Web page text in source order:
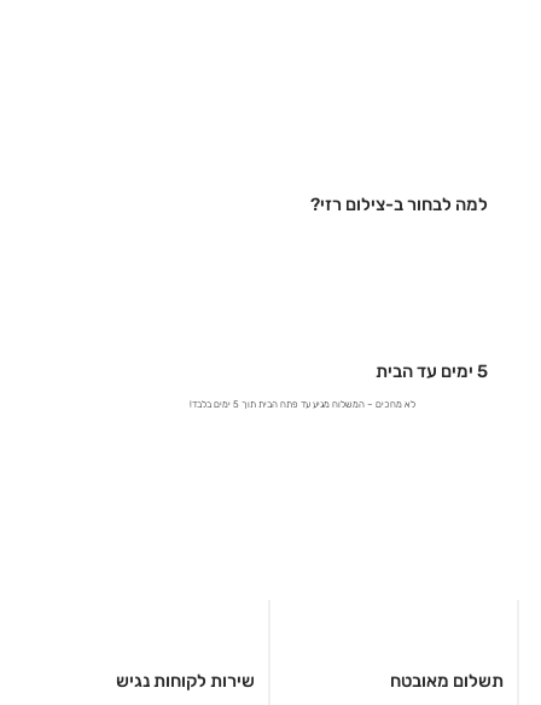
למה לבחור ב-צילום רזי?
שירות לקוחות נגיש
5 ימים עד הבית
לא מחכים – המשלוח מגיע עד פתח הבית תוך 5 ימים בלבד!
תשלום מאובטח